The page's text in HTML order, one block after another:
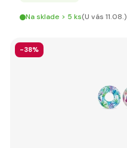
Na sklade > 5 ks(U vás 11.08.)
-38%